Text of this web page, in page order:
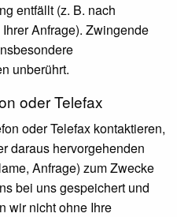
entfällt (z. B. nach
Anfrage). Zwingende
unberührt.
oder Telefax
oder Telefax kontaktieren,
daraus hervorgehenden
Anfrage) zum Zwecke
bei uns gespeichert und
wir nicht ohne Ihre